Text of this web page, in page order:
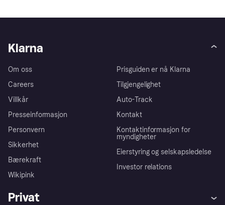
Klarna
Om oss
Careers
Villkår
Presseinformasjon
Personvern
Sikkerhet
Bærekraft
Wikipink
Prisguiden er nå Klarna
Tilgjengelighet
Auto-Track
Kontakt
Kontaktinformasjon for
myndigheter
Eierstyring og selskapsledelse
Investor relations
Privat